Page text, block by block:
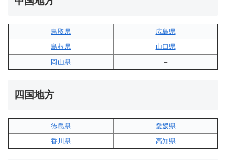
鳥取県
広島県
島根県
山口県
岡山県
–
四国地方
徳島県
愛媛県
香川県
高知県